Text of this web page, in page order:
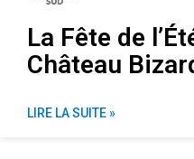
La Fête de
Château
LIRE LA SUITE »